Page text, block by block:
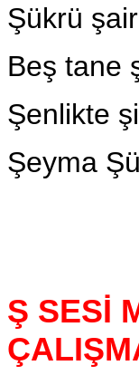
Şükrü
Beş tane
Şenlikte
Şeyma
Ş SESİ